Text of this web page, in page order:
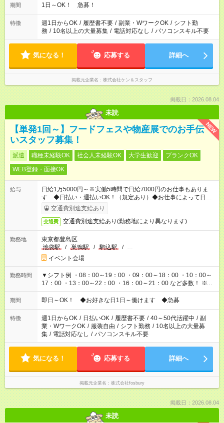
り異なります。
期間 1日～OK！ 急募！
特徴 週1日からOK / 履歴書不要 / 副業・WワークOK / シフト勤
務 / 10名以上の大量募集 / 電話対応なし / パソコンスキル不要
気になる！ 応募する 詳細へ
掲載元企業名 株式会社ケン＆スタッフ
掲載日：2026.08.04
未読
NEW
【単発1回～】フードフェスや物産展でのお手伝
いスタッフ募集！
派遣 職種未経験OK 社会人未経験OK 大学生歓迎
ブランクOK
WEB登録・面接OK
給与
日給1万5000円～※実働5時間で日給7000円のお仕事もありま
す ◆日払い・週払いOK！（規定あり）◆お仕事によって日給も
異なります
交通費別途支給あり
交通費 交通費別途支給あり(勤務地により異なります)
勤務地
東京都豊島区
池袋駅
/ 巣鴨駅 / 駒込駅 / …
イベント会場
勤務時間
▼シフト例 ・08：00～19：00 ・09：00～18：00 ・10：00～
17：00 ・13：00～22：00 ・16：00～21：00 など多数！ ※お
仕事により勤務時間が異なります
期間 即日～OK！ ◆お好きな日1日～働けます ◆急募
特徴 週1日からOK / 日払いOK / 履歴書不要 / 40～50代活躍中 / 副
業・WワークOK / 服装自由 / シフト勤務 / 10名以上の大量募
集 / 電話対応なし / パソコンスキル不要
気になる！ 応募する 詳細へ
掲載元企業名 株式会社fosbury
掲載日：2026.08.04
未読